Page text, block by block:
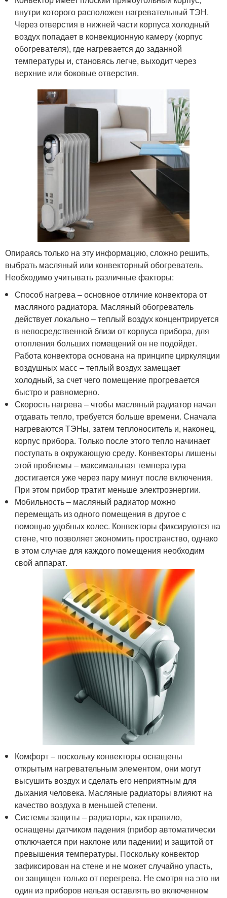
внутри которого расположен нагревательный ТЭН.
Через отверстия в нижней части корпуса холодный
воздух попадает в конвекционную камеру (корпус
обогревателя), где нагревается до заданной
температуры и, становясь легче, выходит через
верхние или боковые отверстия.
Опираясь только на эту информацию, сложно решить,
выбрать масляный или конвекторный обогреватель.
Необходимо учитывать различные факторы:
Способ нагрева – основное отличие конвектора от
масляного радиатора. Масляный обогреватель
действует локально – теплый воздух концентрируется
в непосредственной близи от корпуса прибора, для
отопления больших помещений он не подойдет.
Работа конвектора основана на принципе циркуляции
воздушных масс – теплый воздух замещает
холодный, за счет чего помещение прогревается
быстро и равномерно.
Скорость нагрева – чтобы масляный радиатор начал
отдавать тепло, требуется больше времени. Сначала
нагреваются ТЭНы, затем теплоноситель и, наконец,
корпус прибора. Только после этого тепло начинает
поступать в окружающую среду. Конвекторы лишены
этой проблемы – максимальная температура
достигается уже через пару минут после включения.
При этом прибор тратит меньше электроэнергии.
Мобильность – масляный радиатор можно
перемещать из одного помещения в другое с
помощью удобных колес. Конвекторы фиксируются на
стене, что позволяет экономить пространство, однако
в этом случае для каждого помещения необходим
свой аппарат.
Комфорт – поскольку конвекторы оснащены
открытым нагревательным элементом, они могут
высушить воздух и сделать его неприятным для
дыхания человека. Масляные радиаторы влияют на
качество воздуха в меньшей степени.
Системы защиты – радиаторы, как правило,
оснащены датчиком падения (прибор автоматически
отключается при наклоне или падении) и защитой от
превышения температуры. Поскольку конвектор
зафиксирован на стене и не может случайно упасть,
он защищен только от перегрева. Не смотря на это ни
один из приборов нельзя оставлять во включенном